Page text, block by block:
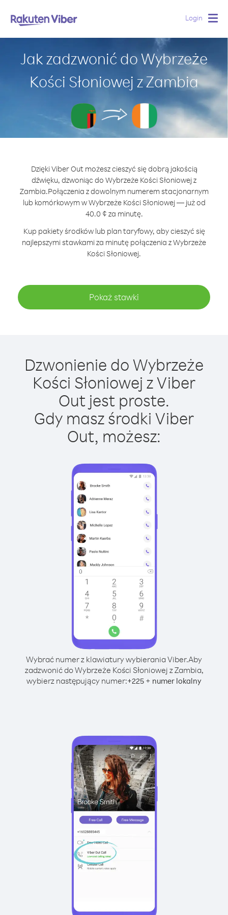
Login
Jak zadzwonić do Wybrzeże
Kości Słoniowej z Zambia
Dzięki Viber Out możesz cieszyć się dobrą jakością
dźwięku, dzwoniąc do Wybrzeże Kości Słoniowej z
Zambia.Połączenia z dowolnym numerem stacjonarnym
lub komórkowym w Wybrzeże Kości Słoniowej — już od
40.0 ¢ za minutę.
Kup pakiety środków lub plan taryfowy, aby cieszyć się
najlepszymi stawkami za minutę połączenia z Wybrzeże
Kości Słoniowej.
Pokaż stawki
Dzwonienie do Wybrzeże
Kości Słoniowej z Viber
Out jest proste.
Gdy masz środki Viber
Out, możesz:
Wybrać numer z klawiatury wybierania Viber.Aby
zadzwonić do Wybrzeże Kości Słoniowej z Zambia,
wybierz następujący numer:+225 + numer lokalny